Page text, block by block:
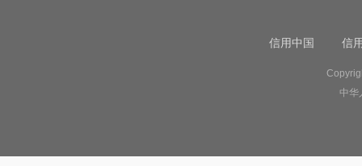
信用中国 信
中华